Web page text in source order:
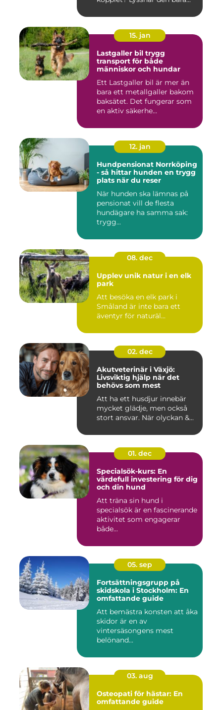
15. jan
Lastgaller bil trygg
transport för både
människor och hundar
Ett Lastgaller bil är mer än
bara ett metallgaller bakom
baksätet. Det fungerar som
en aktiv säkerhe...
12. jan
Hundpensionat Norrköping
- så hittar hunden en trygg
plats när du reser
När hunden ska lämnas på
pensionat vill de flesta
hundägare ha samma sak:
trygg...
08. dec
Upplev unik natur i en elk
park
Att besöka en elk park i
Småland är inte bara ett
äventyr för naturäl...
02. dec
Akutveterinär i Växjö:
Livsviktig hjälp när det
behövs som mest
Att ha ett husdjur innebär
mycket glädje, men också
stort ansvar. När olyckan &...
01. dec
Specialsök-kurs: En
värdefull investering för dig
och din hund
Att träna sin hund i
specialsök är en fascinerande
aktivitet som engagerar
både...
05. sep
Fortsättningsgrupp på
skidskola i Stockholm: En
omfattande guide
Att bemästra konsten att åka
skidor är en av
vintersäsongens mest
belönand...
03. aug
Osteopati för hästar: En
omfattande guide